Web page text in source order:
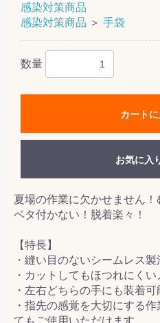
感染対策商品
感染対策商品 ＞ 手袋
数量
カート
お気に入
夏場の作業に欠かせません！
ベタ付かない！脱着楽々！
【特長】
・縫い目のないシームレス製
・カットしてもほつれにくい
・左右どちらの手にも装着可
・指先の感覚を大切にする
てもご使用いただけます